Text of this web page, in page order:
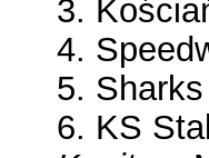
3.
4.
5.
6. KS